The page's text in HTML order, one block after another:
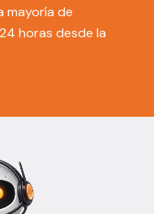
mayoría de
horas desde la